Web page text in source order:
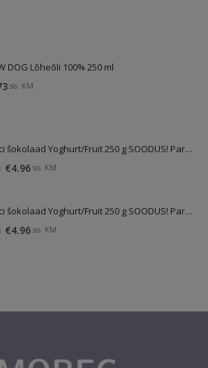
DOG Lõheõli 100% 250 ml
sis. KM
Merci šokolaad Yoghurt/Fruit 250 g SOODUS! Parim enne: 01.10.26
Algne
€7.98.
€4.96Praegune
€4.96.
sis. KM
Merci šokolaad Yoghurt/Fruit 250 g SOODUS! Parim enne: 01.10.26
Algne
€4.96Praegune
sis. KM